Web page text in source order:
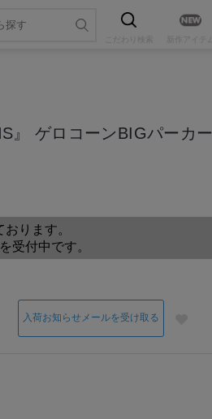
』 ゲロコーンBIGパーカー
ります。
受付中です。
入荷お知らせメールを受け取る